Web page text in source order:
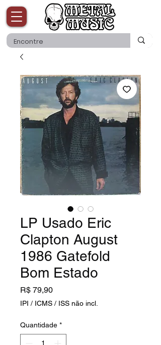
LP Usado Eric
Clapton August
1986 Gatefold
Bom Estado
R$ 79,90Preço
IPI / ICMS / ISS não incl.
Quantidade *